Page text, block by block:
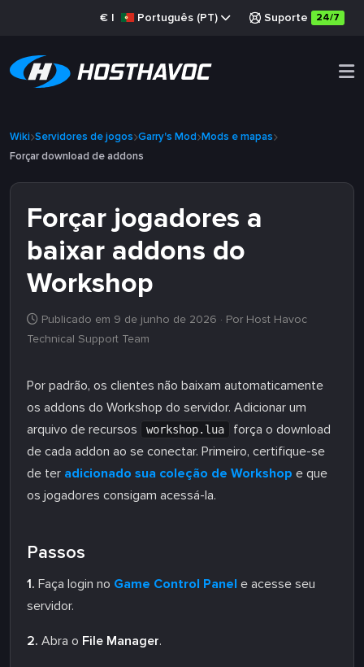
€ | Português (PT) Suporte 24/7
Wiki Servidores de jogos Garry's Mod Mods e mapas
Forçar download de addons
Forçar jogadores a
baixar addons do
Workshop
Publicado em 9 de junho de 2026 · Por Host Havoc
Technical Support Team
Por padrão, os clientes não baixam automaticamente
os addons do Workshop do servidor. Adicionar um
arquivo de recursos
workshop.lua
força o download
de cada addon ao se conectar. Primeiro, certifique-se
de ter adicionado sua coleção de Workshop e que
os jogadores consigam acessá-la.
Passos
1. Faça login no Game Control Panel e acesse seu
servidor.
2. Abra o File Manager.